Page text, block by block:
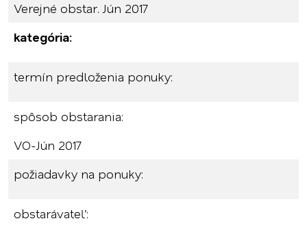
Verejné obstar. Jún 2017
kategória:
termín predloženia ponuky:
spôsob obstarania:
VO-Jún 2017
požiadavky na ponuky:
obstarávateľ: